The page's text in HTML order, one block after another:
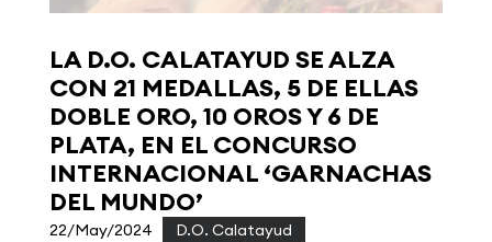
LA D.O. CALATAYUD SE ALZA
CON 21 MEDALLAS, 5 DE ELLAS
DOBLE ORO, 10 OROS Y 6 DE
PLATA, EN EL CONCURSO
INTERNACIONAL ‘GARNACHAS
DEL MUNDO’
22/May/2024 D.O. Calatayud